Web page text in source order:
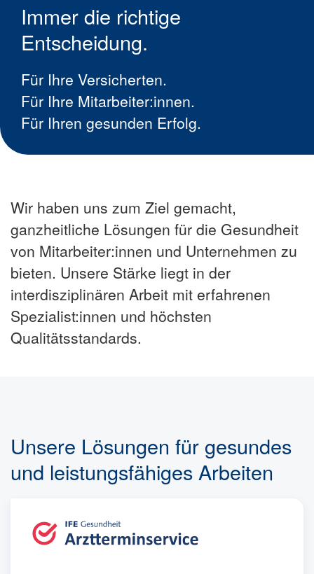
Immer die richtige
Entscheidung.
Für Ihre Versicherten.
Für Ihre Mitarbeiter:innen.
Für Ihren gesunden Erfolg.
Wir haben uns zum Ziel gemacht,
ganzheitliche Lösungen für die Gesundheit
von Mitarbeiter:innen und Unternehmen zu
bieten. Unsere Stärke liegt in der
interdisziplinären Arbeit mit erfahrenen
Spezialist:innen und höchsten
Qualitätsstandards.
Unsere Lösungen für gesundes
und leistungsfähiges Arbeiten